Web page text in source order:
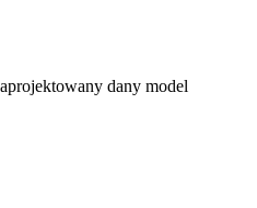
dany model